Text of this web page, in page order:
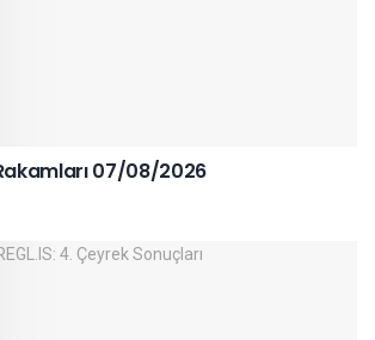
07/08/2026